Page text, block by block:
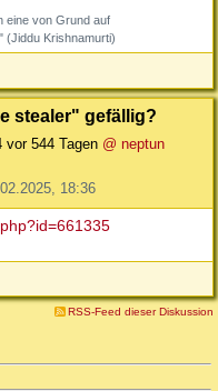
eine von Grund auf
(Jiddu Krishnamurti)
stealer" gefällig?
vor 544 Tagen @ neptun
18:36
RSS-Feed dieser Diskussion